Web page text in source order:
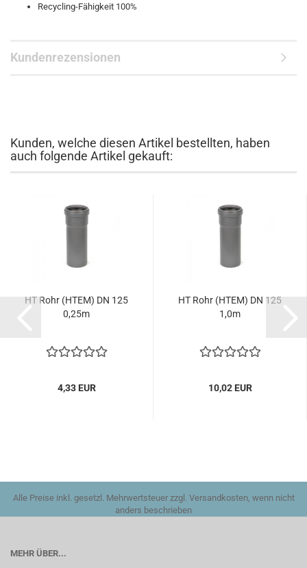
Recycling-Fähigkeit 100%
Kundenrezensionen
Kunden, welche diesen Artikel bestellten, haben
auch folgende Artikel gekauft:
HT Rohr (HTEM) DN 125
0,25m
4,33 EUR
HT Rohr (HTEM) DN 125
1,0m
10,02 EUR
Alle Preise inkl. gesetzl. Mehrwertsteuer zzgl. Versandkosten, wenn nicht
anders beschrieben
MEHR ÜBER...